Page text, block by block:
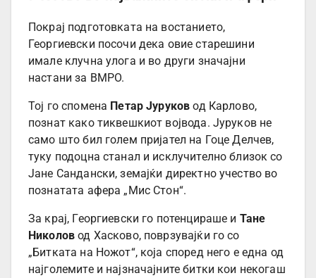
Покрај подготовката на востанието,
Георгиевски посочи дека овие старешини
имале клучна улога и во други значајни
настани за ВМРО.
Тој го спомена Петар Јуруков од Карлово,
познат како тиквешкиот војвода. Јуруков не
само што бил голем пријател на Гоце Делчев,
туку подоцна станал и исклучително близок со
Јане Сандански, земајќи директно учество во
познатата афера „Мис Стон“.
За крај, Георгиевски го потенцираше и Тане
Николов од Хасково, поврзувајќи го со
„Битката на Ножот“, која според него е една од
најголемите и најзначајните битки кои некогаш